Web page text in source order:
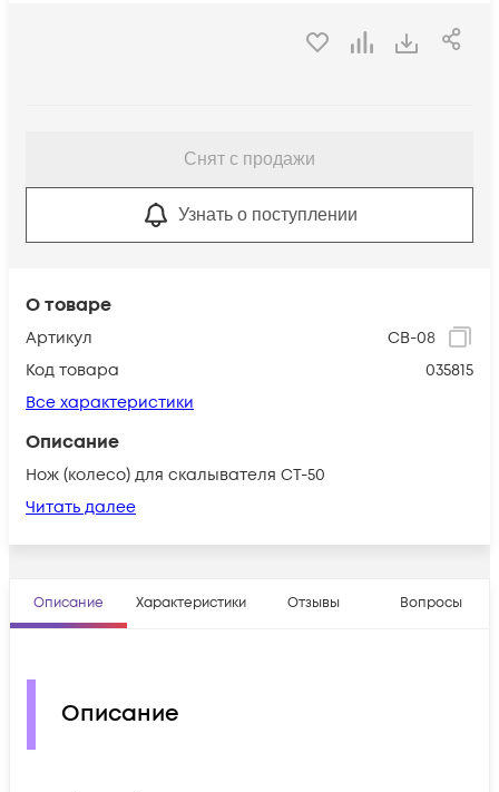
О товаре
Артикул
CB-08
Код товара
035815
Все характеристики
Описание
Нож (колесо) для скалывателя CT-50
Читать далее
Снят с продажи
Узнать о поступлении
Описание Характеристики Отзывы Вопросы
Описание